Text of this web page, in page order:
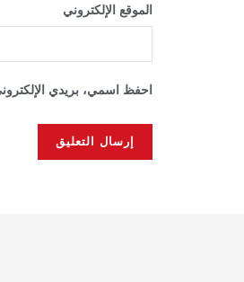
الموقع الإلكتروني
احفظ اسمي، بريدي